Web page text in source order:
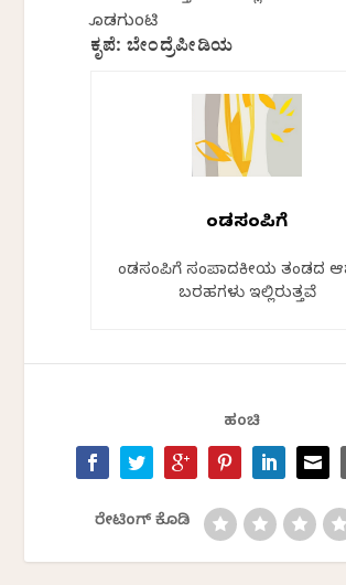
ಕೊಡಗುಂಟಿ
ಕೃಪೆ: ಬೇಂದ್ರೆಪೀಡಿಯ
ಕೆಂಡಸಂಪಿಗೆ
ಕೆಂಡಸಂಪಿಗೆ ಸಂಪಾದಕೀಯ ತಂಡದ
ಬರಹಗಳು ಇಲ್ಲಿರುತ್ತವೆ
ಹಂಚಿ
ರೇಟಿಂಗ್ ಕೊಡಿ